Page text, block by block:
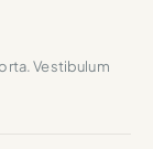
Vestibulum